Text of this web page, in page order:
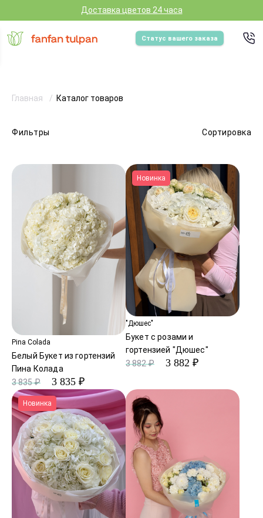
Доставка цветов 24 часа
Статус вашего заказа
Фильтры Сортировка
Главная Каталог товаров
Pina Colada
Белый Букет из гортензий
Пина Колада
3 835 ₽
3 835 ₽
Новинка
"Дюшес"
Букет с розами и
гортензией "Дюшес"
3 882 ₽
3 882 ₽
Новинка